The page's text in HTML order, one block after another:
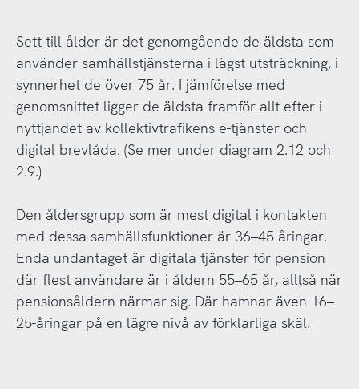
Sett till ålder är det genomgående de äldsta som
använder samhällstjänsterna i lägst utsträckning, i
synnerhet de över 75 år. I jämförelse med
genomsnittet ligger de äldsta framför allt efter i
nyttjandet av kollektivtrafikens e-tjänster och
digital brevlåda. (Se mer under diagram 2.12 och
2.9.)
Den åldersgrupp som är mest digital i kontakten
med dessa samhällsfunktioner är 36–45-åringar.
Enda undantaget är digitala tjänster för pension
där flest användare är i åldern 55–65 år, alltså när
pensionsåldern närmar sig. Där hamnar även 16–
25-åringar på en lägre nivå av förklarliga skäl.